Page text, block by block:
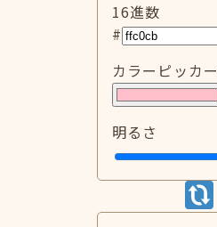
16進数
#
カラーピッカー
明るさ